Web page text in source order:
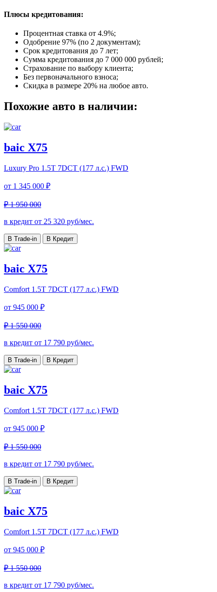
Плюсы кредитования:
Процентная ставка от 4.9%;
Одобрение 97% (по 2 документам);
Срок кредитования до 7 лет;
Сумма кредитования до 7 000 000 рублей;
Страхование по выбору клиента;
Без первоначального взноса;
Скидка в размере 20% на любое авто.
Похожие авто в наличии:
baic X75
Luxury Pro 1.5T 7DCT (177 л.с.) FWD
от 1 345 000 ₽
₽ 1 950 000
в кредит от 25 320 руб/мес.
В Trade-in В Кредит
baic X75
Comfort 1.5T 7DCT (177 л.с.) FWD
от 945 000 ₽
₽ 1 550 000
в кредит от 17 790 руб/мес.
В Trade-in В Кредит
baic X75
Comfort 1.5T 7DCT (177 л.с.) FWD
от 945 000 ₽
₽ 1 550 000
в кредит от 17 790 руб/мес.
В Trade-in В Кредит
baic X75
Comfort 1.5T 7DCT (177 л.с.) FWD
от 945 000 ₽
₽ 1 550 000
в кредит от 17 790 руб/мес.